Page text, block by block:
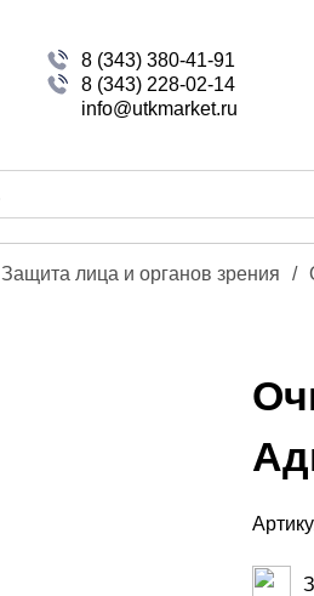
8 (343) 380-41-91
8 (343) 228-02-14
info@utkmarket.ru
Защита лица и органов зрения /